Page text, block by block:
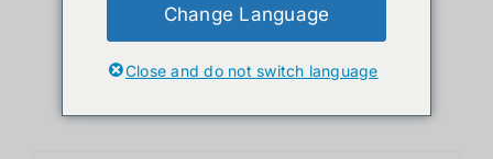
Show24 Products
Change Language
Close and do not switch language